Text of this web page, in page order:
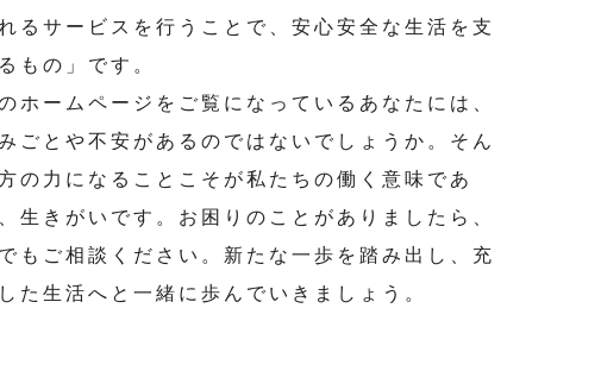
るサービスを行うことで、安心安全な生活を支
もの」です。
ホームページをご覧になっているあなたには、
ごとや不安があるのではないでしょうか。そん
の力になることこそが私たちの働く意味であ
生きがいです。お困りのことがありましたら、
もご相談ください。 新たな一歩を踏み出し、充
た生活へと一緒に歩んでいきましょう。